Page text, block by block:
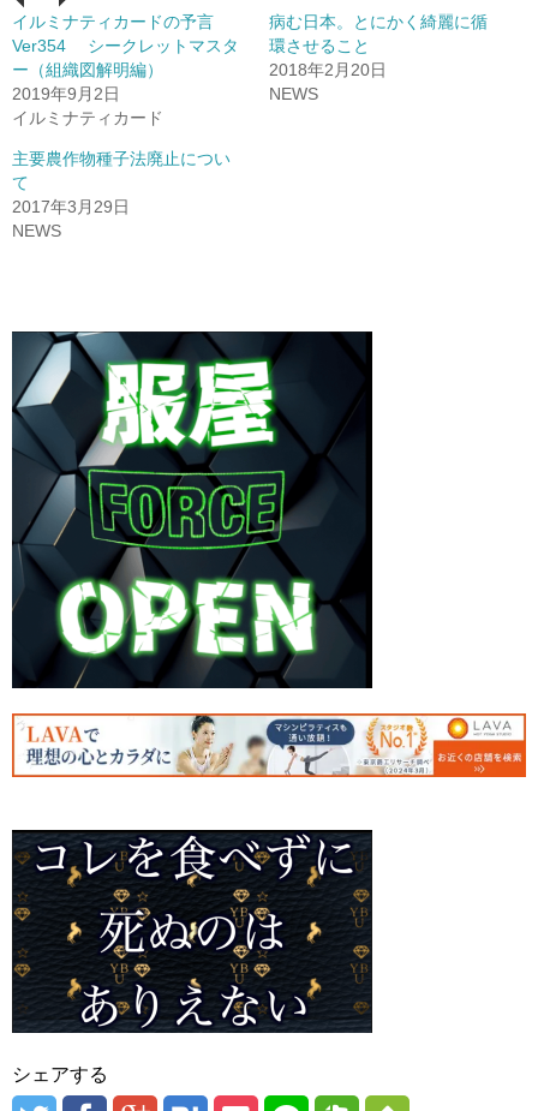
イルミナティカードの予言
Ver354 シークレットマスタ
ー（組織図解明編）
2019年9月2日
イルミナティカード
病む日本。とにかく綺麗に循
環させること
2018年2月20日
NEWS
主要農作物種子法廃止につい
て
2017年3月29日
NEWS
シェアする